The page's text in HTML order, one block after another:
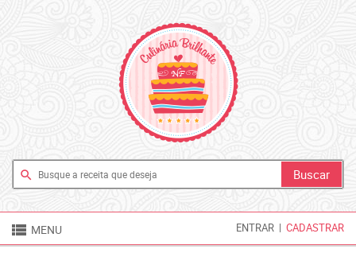
search
 MENU ENTRAR | CADASTRAR